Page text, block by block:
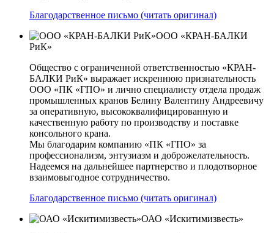
Благодарственное письмо (читать оригинал)
ООО «КРАН-БАЛКИ
РиК»
Общество с ограниченной ответственностью «КРАН-
БАЛКИ РиК» выражает искреннюю признательность
ООО «ПК «ГПО» и лично специалисту отдела продаж
промышленных кранов Белину Валентину Андреевичу
за оперативную, высококвалифицированную и
качественную работу по производству и поставке
консольного крана.
Мы благодарим компанию «ПК «ГПО» за
профессионализм, энтузиазм и доброжелательность.
Надеемся на дальнейшее партнерство и плодотворное
взаимовыгодное сотрудничество.
Благодарственное письмо (читать оригинал)
ОАО «Искитимизвесть»